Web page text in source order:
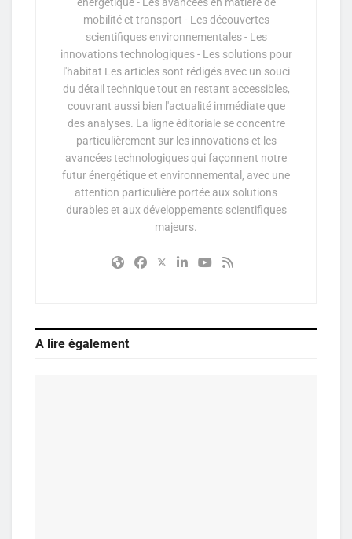
mobilité et transport - Les découvertes
scientifiques environnementales - Les
innovations technologiques - Les solutions pour
l'habitat Les articles sont rédigés avec un souci
du détail technique tout en restant accessibles,
couvrant aussi bien l'actualité immédiate que
des analyses. La ligne éditoriale se concentre
particulièrement sur les innovations et les
avancées technologiques qui façonnent notre
futur énergétique et environnemental, avec une
attention particulière portée aux solutions
durables et aux développements scientifiques
majeurs.
A lire également